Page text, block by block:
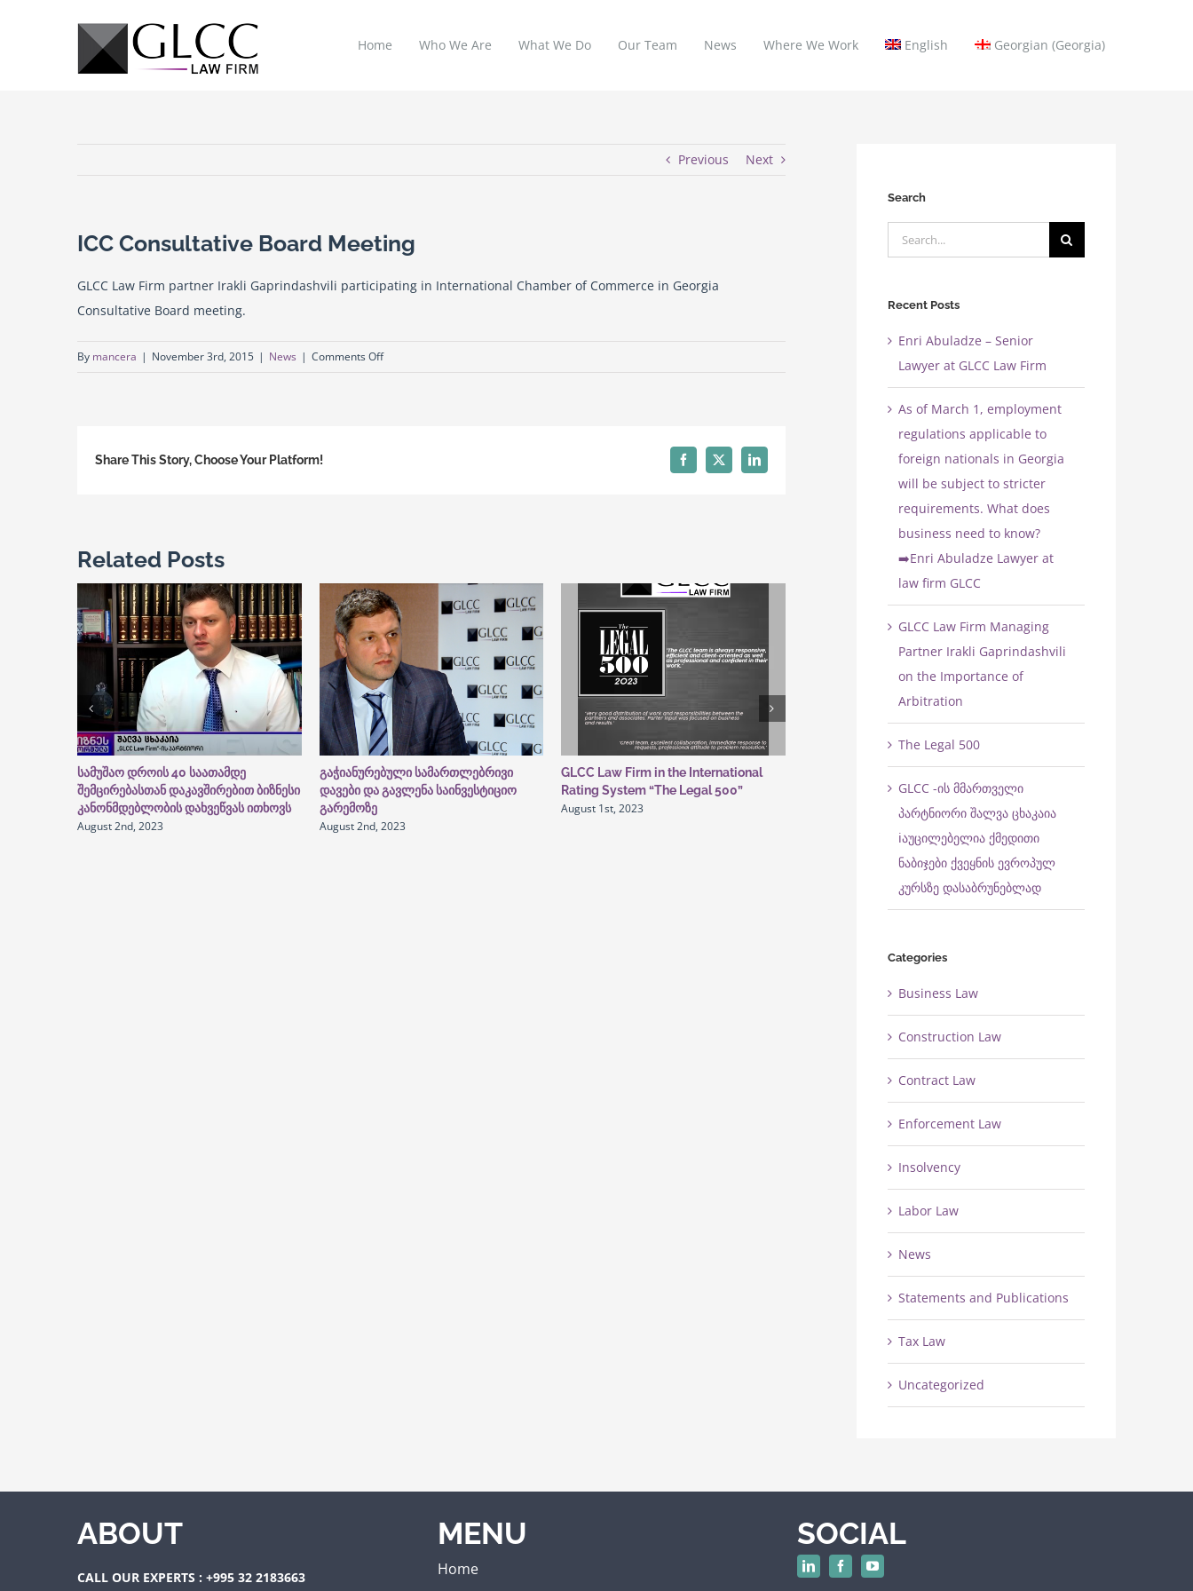
Home Who We Are What We Do Our Team News Where We Work English Georgian (Georgia)
Previous Next
ICC Consultative Board Meeting
GLCC Law Firm partner Irakli Gaprindashvili participating in International Chamber of Commerce in Georgia
Consultative Board meeting.
By mancera | November 3rd, 2015 | News | Comments Offon
Share This Story, Choose Your Platform! Facebook
X LinkedIn
Related Posts
სამუშაო დროის 40 საათამდე
შემცირებასთან დაკავშირებით ბიზნესი
კანონმდებლობის დახვეწვას ითხოვს
August 2nd, 2023
გაჭიანურებული სამართლებრივი
დავები და გავლენა საინვესტიციო
გარემოზე
August 2nd, 2023
GLCC Law Firm in the International
Rating System “The Legal 500”
August 1st, 2023
განხილვის გერმანული მოდელი
April 27th, 2022
Search
Search
for:
Recent Posts
Enri Abuladze – Senior
Lawyer at GLCC Law Firm
As of March 1, employment
regulations applicable to
foreign nationals in Georgia
will be subject to stricter
requirements. What does
business need to know?
➡️Enri Abuladze Lawyer at
law firm GLCC
GLCC Law Firm Managing
Partner Irakli Gaprindashvili
on the Importance of
Arbitration
The Legal 500
GLCC -ის მმართველი
პარტნიორი შალვა ცხაკაია
ℹ️აუცილებელია ქმედითი
ნაბიჯები ქვეყნის ევროპულ
კურსზე დასაბრუნებლად
Categories
Business Law
Construction Law
Contract Law
Enforcement Law
Insolvency
Labor Law
News
Statements and Publications
Tax Law
Uncategorized
ABOUT
CALL OUR EXPERTS : +995 32 2183663
MENU
Home
SOCIAL